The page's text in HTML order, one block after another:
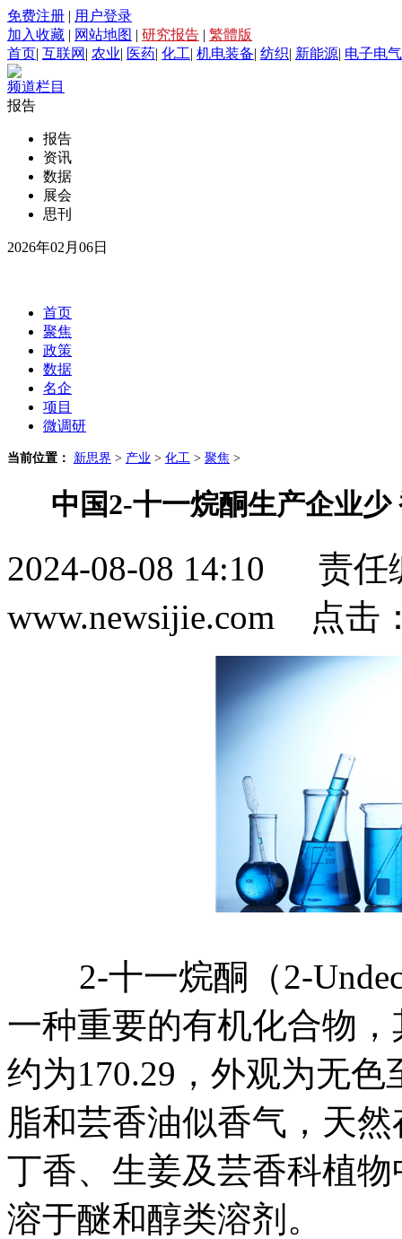
免费注册 | 用户登录
加入收藏 | 网站地图 | 研究报告 | 繁體版
首页| 互联网 | 农业| 医药| 化工| 机电装备| 纺织| 新能源| 电子电气
频道栏目
报告
报告
资讯
数据
展会
思刊
2026年02月06日
首页
聚焦
政策
数据
名企
项目
微调研
当前位置： 新思界 > 产业 > 化工 > 聚焦 >
中国2-十一烷酮生产企业
2024-08-08 14:10 责
www.newsijie.com 点击
2-十一烷酮（2-
一种重要的有机化合物
约为170.29，外观为无
脂和芸香油似香气，天
丁香、生姜及芸香科植
溶于醚和醇类溶剂。